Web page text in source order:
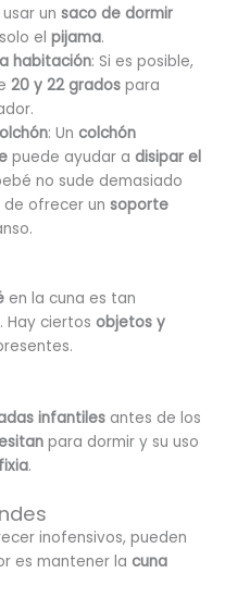
usar unsaco de dormir
solo el pijama.
habitación: Si es posible,
20 y 22 grados para
: Uncolchón
puede ayudar adisipar el
no sude demasiado
de ofrecer unsoporte
en la cuna es tan
Hay ciertos objetos y
infantiles antes de los
para dormir y su uso
.
inofensivos, pueden
es mantener la cuna